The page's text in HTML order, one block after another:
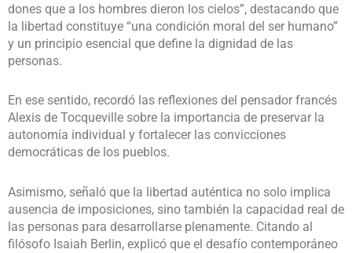
dones que a los hombres dieron los cielos”, destacando que
la libertad constituye “una condición moral del ser humano”
y un principio esencial que define la dignidad de las
personas.
En ese sentido, recordó las reflexiones del pensador francés
Alexis de Tocqueville sobre la importancia de preservar la
autonomía individual y fortalecer las convicciones
democráticas de los pueblos.
Asimismo, señaló que la libertad auténtica no solo implica
ausencia de imposiciones, sino también la capacidad real de
las personas para desarrollarse plenamente. Citando al
filósofo Isaiah Berlin, explicó que el desafío contemporáneo